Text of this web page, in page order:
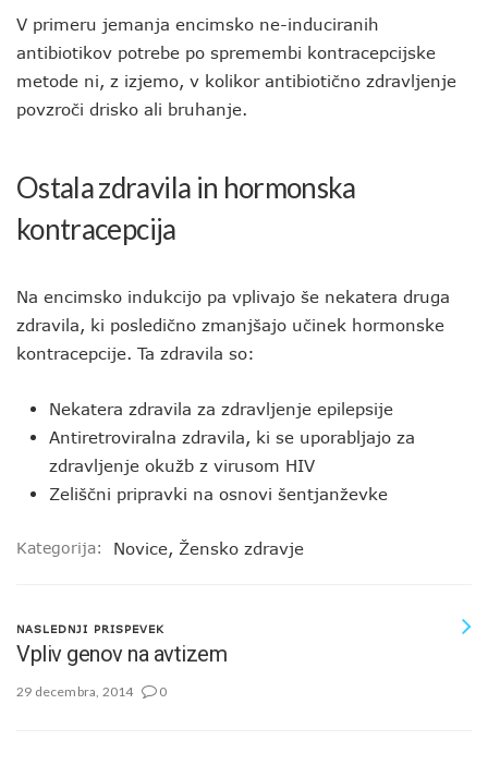
V primeru jemanja encimsko ne-induciranih
antibiotikov potrebe po spremembi kontracepcijske
metode ni, z izjemo, v kolikor antibiotično zdravljenje
povzroči drisko ali bruhanje.
Ostala zdravila in hormonska
kontracepcija
Na encimsko indukcijo pa vplivajo še nekatera druga
zdravila, ki posledično zmanjšajo učinek hormonske
kontracepcije. Ta zdravila so:
Nekatera zdravila za zdravljenje epilepsije
Antiretroviralna zdravila, ki se uporabljajo za
zdravljenje okužb z virusom HIV
Zeliščni pripravki na osnovi šentjanževke
Kategorija: Novice, Žensko zdravje
NASLEDNJI PRISPEVEK
Vpliv genov na avtizem
29 decembra, 2014 0